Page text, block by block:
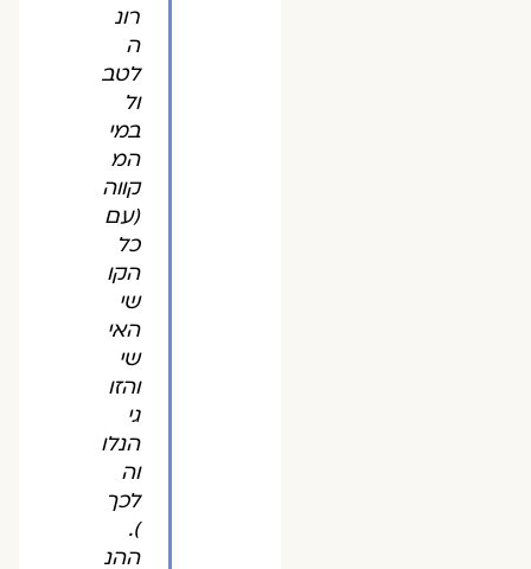
רונ
ה
לטב
ול
במי
המ
קווה
(עם
כל
הקו
שי
האי
שי
והזו
גי
הנלו
וה
לכך
).
ההנ